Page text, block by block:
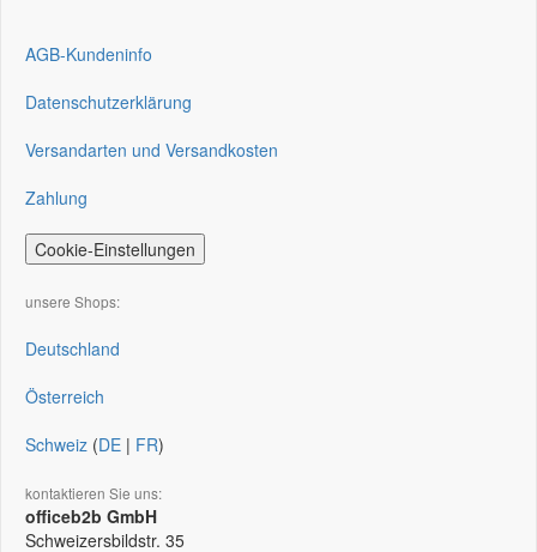
AGB-Kundeninfo
Datenschutzerklärung
Versandarten und Versandkosten
Zahlung
Cookie-Einstellungen
unsere Shops:
Deutschland
Österreich
Schweiz (DE | FR)
kontaktieren Sie uns:
officeb2b GmbH
Schweizersbildstr. 35